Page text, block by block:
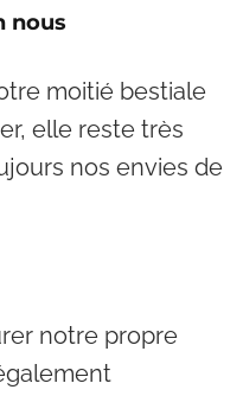
nous
moitié bestiale
elle reste très
nos envies de
notre propre